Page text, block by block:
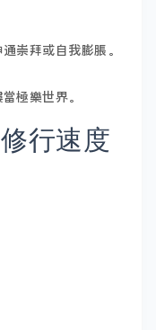
崇拜或自我膨脹。
極樂世界。
行速度